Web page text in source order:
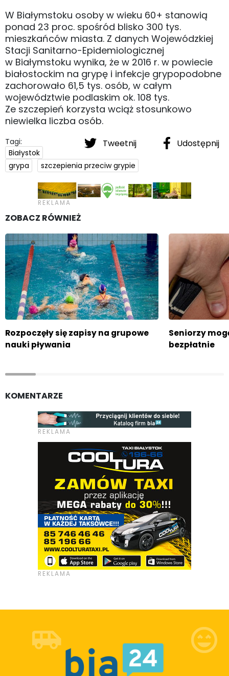
W Białymstoku osoby w wieku 60+ stanowią
ponad 23 proc. spośród blisko 300 tys.
mieszkańców miasta. Z danych Wojewódzkiej
Stacji Sanitarno-Epidemiologicznej
w Białymstoku wynika, że w 2016 r. w powiecie
białostockim na grypę i infekcje grypopodobne
zachorowało 61,5 tys. osób, w całym
województwie podlaskim ok. 108 tys.
Ze szczepień korzysta wciąż stosunkowo
niewielka liczba osób.
Tweetnij Udostępnij
Tagi:
Białystok
grypa
szczepienia przeciw grypie
ZOBACZ RÓWNIEŻ
Rozpoczęły się zapisy na grupowe
nauki pływania
Seniorzy
bezpłatnie
KOMENTARZE